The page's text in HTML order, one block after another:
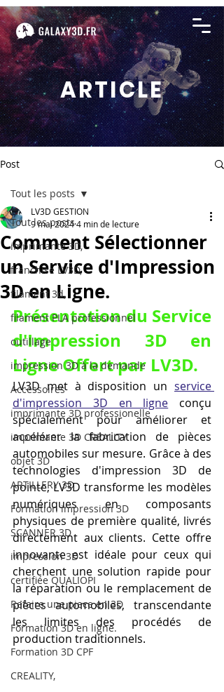
ARTICLE
Post
Tout les posts
imprimante 3D,
franchise LV3D,
filament 3d,
filament PLA professionnel
outillage
impression 3D à la demande
Accessoires
imprimante 3D professionelle
imprimante 3D CREALITY
objet 3D
ARTILLERY 3D
Formation impression 3D
SCANNER 3D
impression 3D
certifiée QUALIOPI
Refaire une piece en 3D
Formation 3D en ligne.
Formation 3D CPF
CREALITY,
Tout les posts
Comment Sélectionner
un Service d'Impression
3D en Ligne.
LV3D GESTION
9 mai 20244 min de lecture
Présentation du Service
d'Impression 3D en
Ligne Offert par LV3D.
LV3D met à disposition un service
d'impression 3D en ligne conçu
spécialement pour améliorer et
accélérer la fabrication de pièces
automobiles sur mesure. Grâce à des
technologies d'impression 3D de
pointe, LV3D transforme les modèles
numériques en composants
physiques de première qualité, livrés
directement aux clients. Cette offre
innovante est idéale pour ceux qui
cherchent une solution rapide pour
la réparation ou le remplacement de
pièces automobiles, transcendante
les limites des procédés de
production traditionnels.